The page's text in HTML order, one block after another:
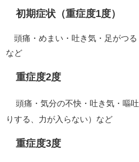
初期症状（重症度1度）
頭痛・めまい・吐き気・足がつ
など
重症度2度
頭痛・気分の不快・吐き気・嘔
りする、力が入らない）など
重症度3度